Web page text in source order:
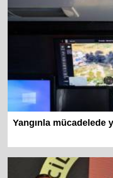
Yangınla mücadelede